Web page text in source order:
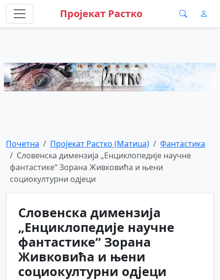
Пројекат Растко
Почетна Пројекат Растко (Матица)
Фантастика
Словенска димензија „Енциклопедије научне
фантастике“ Зорана Живковића и њени
социокултурни одјеци
Словенска димензија
„Енциклопедије научне
фантастике“ Зорана
Живковића и њени
социокултурни одјеци